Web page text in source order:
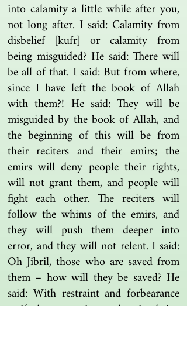
into calamity a little while after you,
not long after. I said: Calamity from
disbelief [kufr] or calamity from
being misguided? He said: There will
be all of that. I said: But from where,
since I have left the book of Allah
with them?! He said: They will be
misguided by the book of Allah, and
the beginning of this will be from
their reciters and their emirs; the
emirs will deny people their rights,
will not grant them, and people will
fight each other. The reciters will
follow the whims of the emirs, and
they will push them deeper into
error, and they will not relent. I said:
Oh Jibril, those who are saved from
them – how will they be saved? He
said: With restraint and forbearance
– if they are given what is theirs,